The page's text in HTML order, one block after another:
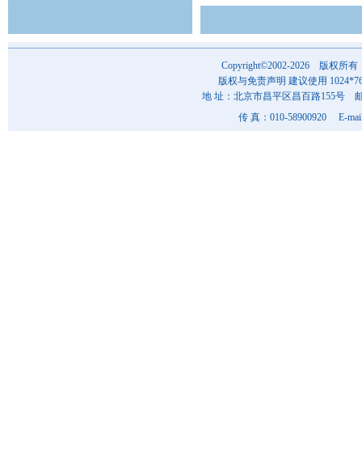
Copyright©2002-2026 版权所有
版权与免责声明 建议使用
地 址：北京市昌平区昌百路155号
传 真：010-58900920 E-